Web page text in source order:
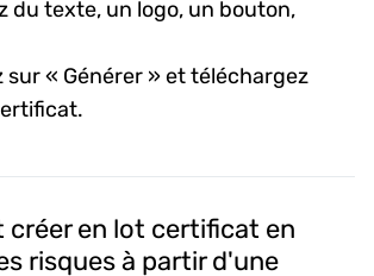
du texte, un logo, un bouton,
sur « Générer » et téléchargez
créer en lot certificat en
risques à partir d'une